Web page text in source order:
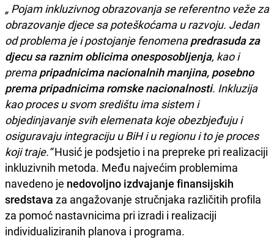
„ Pojam inkluzivnog obrazovanja se referentno veže za
obrazovanje djece sa poteškoćama u razvoju. Jedan
od problema je i postojanje fenomenapredrasuda za
djecu sa raznim oblicima onesposobljenja, kao i
premapripadnicima nacionalnih manjina, posebno
prema pripadnicima romske nacionalnosti. Inkluzija
kao proces u svom središtu ima sistem i
objedinjavanje svih elemenata koje obezbjeđuju i
osiguravaju integraciju u BiH i u regionu i to je proces
koji traje.“Husić je podsjetio i na prepreke pri realizaciji
inkluzivnih metoda. Među najvećim problemima
navedeno je nedovoljno izdvajanje finansijskih
sredstava za angažovanje stručnjaka različitih profila
za pomoć nastavnicima pri izradi i realizaciji
individualiziranih planova i programa.